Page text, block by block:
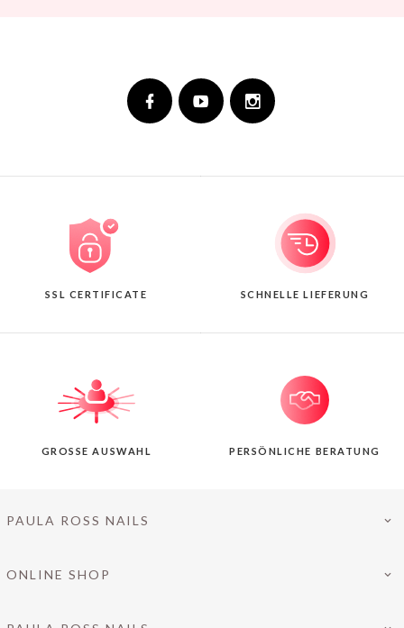
SSL CERTIFICATE SCHNELLE LIEFERUNG
GROSSE AUSWAHL PERSÖNLICHE BERATUNG
PAULA ROSS NAILS
ONLINE SHOP